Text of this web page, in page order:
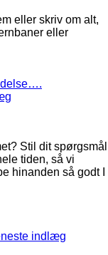
eller skriv om alt,
eller
Stil dit spørgsmål
tiden, så vi
hinanden så godt I
indlæg